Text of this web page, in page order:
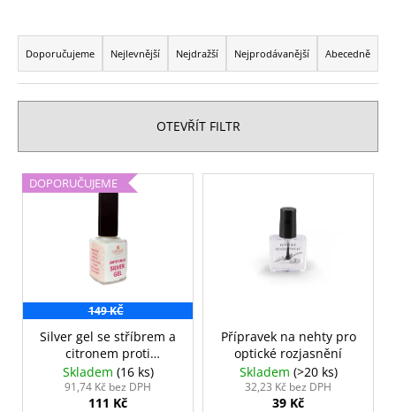
Ř
a
z
e
í
p
r
t
Doporučujeme Nejlevnější Nejdražší Nejprodávanější Abecedně
OTEVŘÍT FILTR
V
ý
r
DOPORUČUJEME
149 KČ
Silver gel se stříbrem a
citronem proti
mykózám
Skladem (16 ks)
91,74 Kč bez DPH
111 Kč
Přípravek na nehty pro
optické rozjasnění
Skladem (>20 ks)
32,23 Kč bez DPH
39 Kč
D
o
p
o
u
č
u
PILNÍK
NEHTY
JAPONSKÉHO
PAPÍRU,